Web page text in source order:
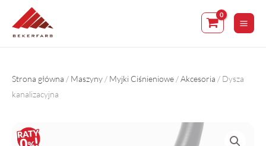
content
Strona główna / Maszyny / Myjki Ciśnieniowe /Akcesoria / Dysza
kanalizacyjna